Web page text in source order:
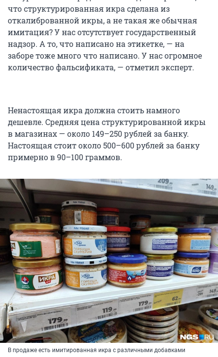
что структурированная икра сделана из
откалиброванной икры, а не такая же обычная
имитация? У нас отсутствует государственный
надзор. А то, что написано на этикетке, — на
заборе тоже много что написано. У нас огромное
количество фальсификата, — отметил эксперт.
Ненастоящая икра должна стоить намного
дешевле. Средняя цена структурированной икры
в магазинах — около 149–250 рублей за банку.
Настоящая стоит около 500–600 рублей за банку
примерно в 90–100 граммов.
В продаже есть имитированная икра с различными добавками